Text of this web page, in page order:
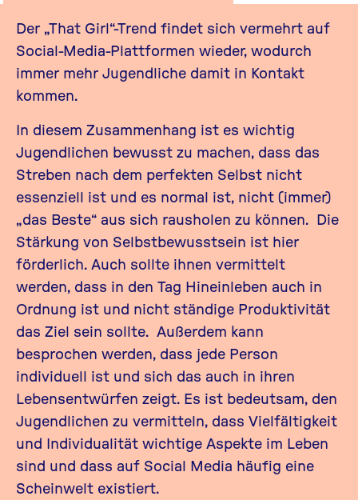
Der „That Girl“-Trend findet sich vermehrt auf
Social-Media-Plattformen wieder, wodurch
immer mehr Jugendliche damit in Kontakt
kommen.
In diesem Zusammenhang ist es wichtig
Jugendlichen bewusst zu machen, dass das
Streben nach dem perfekten Selbst nicht
essenziell ist und es normal ist, nicht (immer)
„das Beste“ aus sich rausholen zu können. Die
Stärkung von Selbstbewusstsein ist hier
förderlich. Auch sollte ihnen vermittelt
werden, dass in den Tag Hineinleben auch in
Ordnung ist und nicht ständige Produktivität
das Ziel sein sollte. Außerdem kann
besprochen werden, dass jede Person
individuell ist und sich das auch in ihren
Lebensentwürfen zeigt. Es ist bedeutsam, den
Jugendlichen zu vermitteln, dass Vielfältigkeit
und Individualität wichtige Aspekte im Leben
sind und dass auf Social Media häufig eine
Scheinwelt existiert.